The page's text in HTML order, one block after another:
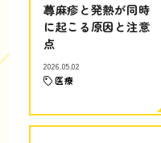
蕁麻疹と発熱が同時
に起こる原因と注意
点
2026.05.02
医療